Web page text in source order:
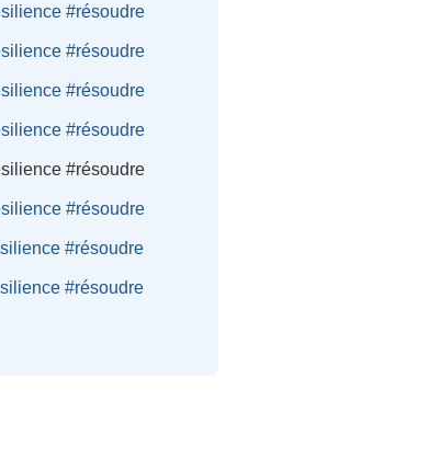
#résoudre
#résoudre
#résoudre
#résoudre
#résoudre
#résoudre
#résoudre
#résoudre